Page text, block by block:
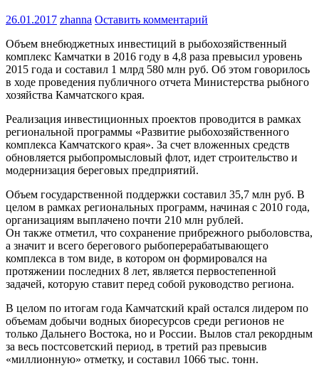
26.01.2017 zhanna Оставить комментарий
Объем внебюджетных инвестиций в рыбохозяйственный
комплекс Камчатки в 2016 году в 4,8 раза превысил уровень
2015 года и составил 1 млрд 580 млн руб. Об этом говорилось
в ходе проведения публичного отчета Министерства рыбного
хозяйства Камчатского края.
Реализация инвестиционных проектов проводится в рамках
региональной программы «Развитие рыбохозяйственного
комплекса Камчатского края». За счет вложенных средств
обновляется рыбопромысловый флот, идет строительство и
модернизация береговых предприятий.
Объем государственной поддержки составил 35,7 млн руб. В
целом в рамках региональных программ, начиная с 2010 года,
организациям выплачено почти 210 млн рублей.
Он также отметил, что сохранение прибрежного рыболовства,
а значит и всего берегового рыбоперерабатывающего
комплекса в том виде, в котором он формировался на
протяжении последних 8 лет, является первостепенной
задачей, которую ставит перед собой руководство региона.
В целом по итогам года Камчатский край остался лидером по
объемам добычи водных биоресурсов среди регионов не
только Дальнего Востока, но и России. Вылов стал рекордным
за весь постсоветский период, в третий раз превысив
«миллионную» отметку, и составил 1066 тыс. тонн.